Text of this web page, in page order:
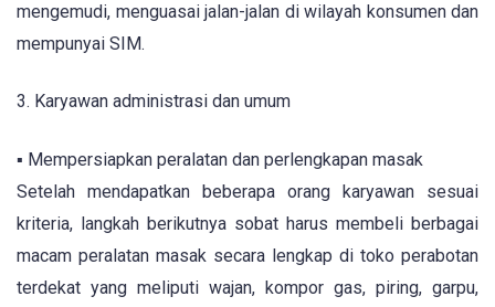
mengemudi, menguasai jalan-jalan di wilayah konsumen dan
mempunyai SIM.
3. Karyawan administrasi dan umum
▪ Mempersiapkan peralatan dan perlengkapan masak
Setelah mendapatkan beberapa orang karyawan sesuai
kriteria, langkah berikutnya sobat harus membeli berbagai
macam peralatan masak secara lengkap di toko perabotan
terdekat yang meliputi wajan, kompor gas, piring, garpu,